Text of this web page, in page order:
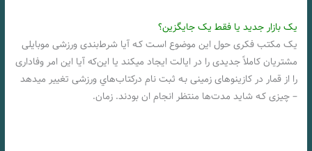
یک بازار جدید یا فقط یک جایگزین؟
یک مکتب فکری حول این موضوع اسـت کـه آیا شرط‌بندی ورزشی موبایلی
مشتریان کاملاً جدیدی را در ایالت ایجاد میکند یا این‌که آیا این امر وفاداری
را از قمار در کازینوهای زمینی بـه ثبت نام درکتاب‌هاي‌ ورزشی تغییر میدهد
– چیزی کـه شاید مدت‌ها منتظر انجام ان بودند. زمان.